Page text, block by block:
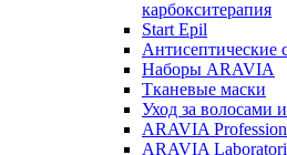
карбокситерапия
Start Epil
Антисептические
Наборы ARAVIA
Тканевые маски
Уход за волосами
ARAVIA
ARAVIA